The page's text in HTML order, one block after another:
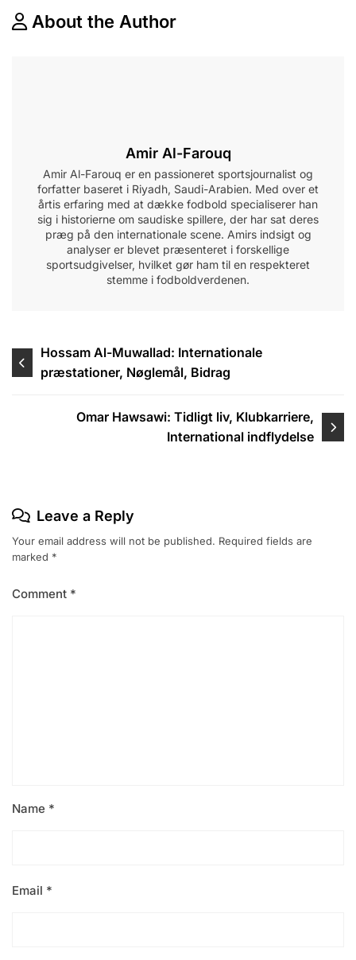
About the Author
Amir Al-Farouq
Amir Al-Farouq er en passioneret sportsjournalist og
forfatter baseret i Riyadh, Saudi-Arabien. Med over et
årtis erfaring med at dække fodbold specialiserer han
sig i historierne om saudiske spillere, der har sat deres
præg på den internationale scene. Amirs indsigt og
analyser er blevet præsenteret i forskellige
sportsudgivelser, hvilket gør ham til en respekteret
stemme i fodboldverdenen.
Post
navigation
Hossam Al-Muwallad: Internationale
præstationer, Nøglemål, Bidrag
Omar Hawsawi: Tidligt liv, Klubkarriere,
International indflydelse
Leave a Reply
Your email address will not be published. Required fields are
marked *
Comment *
Name *
Email *